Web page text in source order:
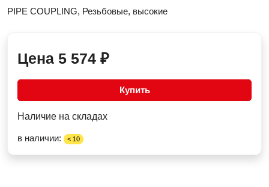
PIPE COUPLING, Резьбовые, высокие
Цена 5 574 ₽
Купить
Наличие на складах
в наличии: < 10